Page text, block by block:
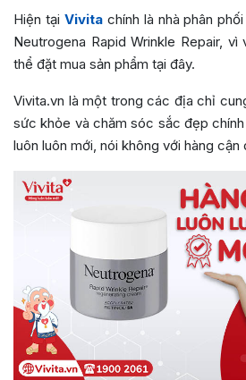
Hiện tại Vivitachính là nhà phân
Neutrogena Rapid Wrinkle Repair,
thể đặt mua sản phẩm tại đây.
Vivita.vn là một trong các địa chỉ
sức khỏe và chăm sóc sắc đẹp
luôn luôn mới, nói không với hàng